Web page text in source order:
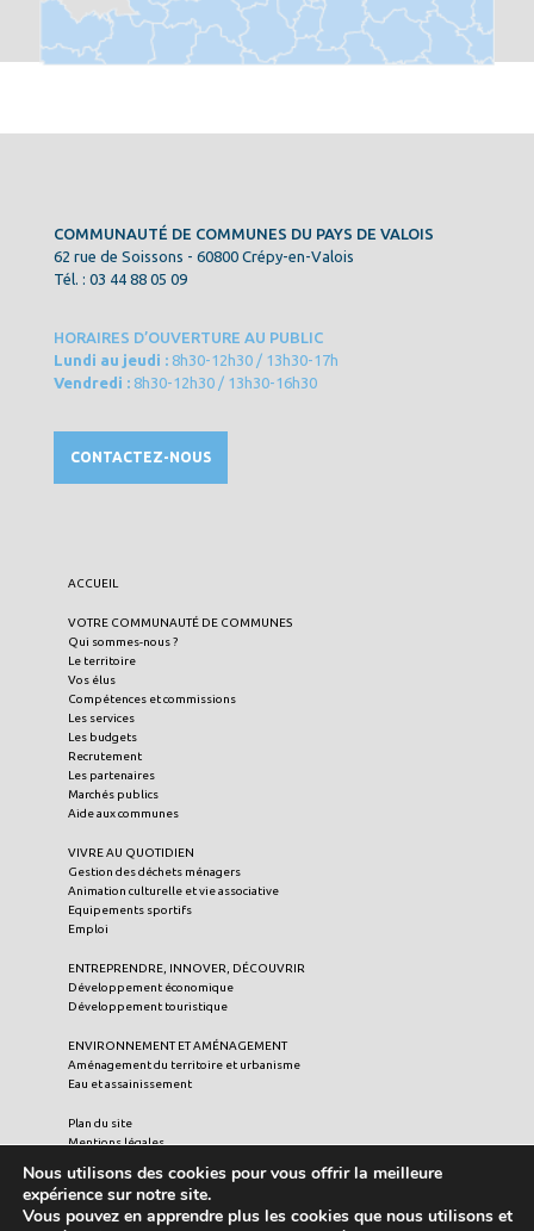
COMMUNAUTÉ DE COMMUNES DU PAYS DE VALOIS
62 rue de Soissons - 60800 Crépy-en-Valois
Tél. : 03 44 88 05 09
HORAIRES D’OUVERTURE AU PUBLIC
Lundi au jeudi : 8h30-12h30 / 13h30-17h
Vendredi : 8h30-12h30 / 13h30-16h30
CONTACTEZ-NOUS
ACCUEIL
VOTRE COMMUNAUTÉ DE COMMUNES
Qui sommes-nous ?
Le territoire
Vos élus
Compétences et commissions
Les services
Les budgets
Recrutement
Les partenaires
Marchés publics
Aide aux communes
VIVRE AU QUOTIDIEN
Gestion des déchets ménagers
Animation culturelle et vie associative
Equipements sportifs
Emploi
ENTREPRENDRE, INNOVER, DÉCOUVRIR
Développement économique
Développement touristique
ENVIRONNEMENT ET AMÉNAGEMENT
Aménagement du territoire et urbanisme
Eau et assainissement
Plan du site
Mentions légales
Liens utiles
Nous utilisons des cookies pour vous offrir la meilleure
expérience sur notre site.
Vous pouvez en apprendre plus les cookies que nous utilisons et